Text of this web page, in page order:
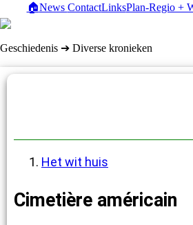
🏠News ContactLinksPlan-Regio +
Geschiedenis ➔ Diverse kronieken
Het wit huis
Cimetière américain